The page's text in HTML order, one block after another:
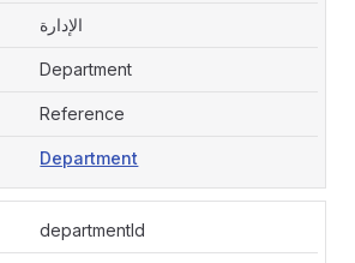
الإدارة
Department
Reference
Department
departmentId